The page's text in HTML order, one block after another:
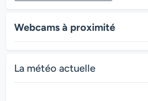
Webcams à proximité
La météo actuelle